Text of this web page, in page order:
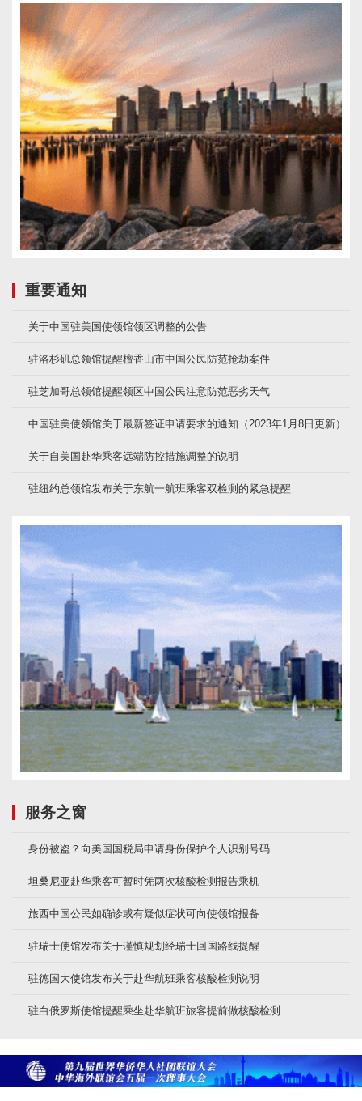
重要通知
关于中国驻美国使领馆领区调整的公告
驻洛杉矶总领馆提醒檀香山市中国公民防范抢劫案件
驻芝加哥总领馆提醒领区中国公民注意防范恶劣天气
中国驻美使领馆关于最新签证申请要求的通知（2023年1月8日更新）
关于自美国赴华乘客远端防控措施调整的说明
驻纽约总领馆发布关于东航一航班乘客双检测的紧急提醒
服务之窗
身份被盗？向美国国税局申请身份保护个人识别号码
坦桑尼亚赴华乘客可暂时凭两次核酸检测报告乘机
旅西中国公民如确诊或有疑似症状可向使领馆报备
驻瑞士使馆发布关于谨慎规划经瑞士回国路线提醒
驻德国大使馆发布关于赴华航班乘客核酸检测说明
驻白俄罗斯使馆提醒乘坐赴华航班旅客提前做核酸检测